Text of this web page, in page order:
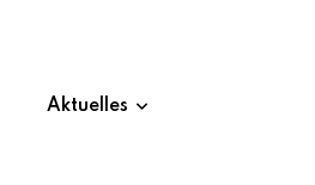
Aktuelles